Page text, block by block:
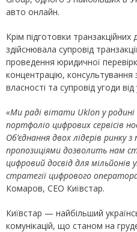
авто онлайн.
Крім підготовки
здійснювала супровід
проведення юридичної
концентрацію, консультування
власності та супровід угоди
«Ми раді вітати Uklon у
портфоліо цифрових сервісів
Об’єднання двох лідерів ринку
пропозиціями дозволить нам
цифровий досвід для мільйонів
стратегії цифрового
Комаров, СЕО Київстар.
Київстар — найбільший
комунікацій, що станом на